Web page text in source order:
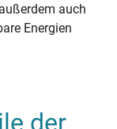
auch
Energien
der